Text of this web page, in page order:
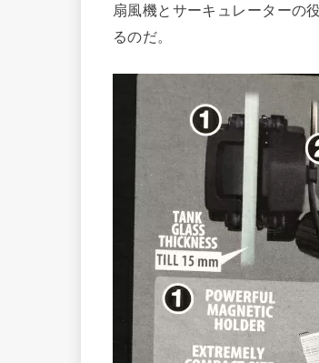
扇風機とサーキュレーターの
るのだ。